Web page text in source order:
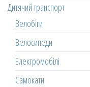
Дитячий транспорт
Велобіги
Велосипеди
Електромобілі
Самокати